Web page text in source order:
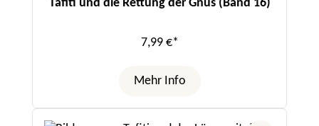
Tafiti und die Rettung der Gnus (Band 16)
7,99 €*
Mehr Info